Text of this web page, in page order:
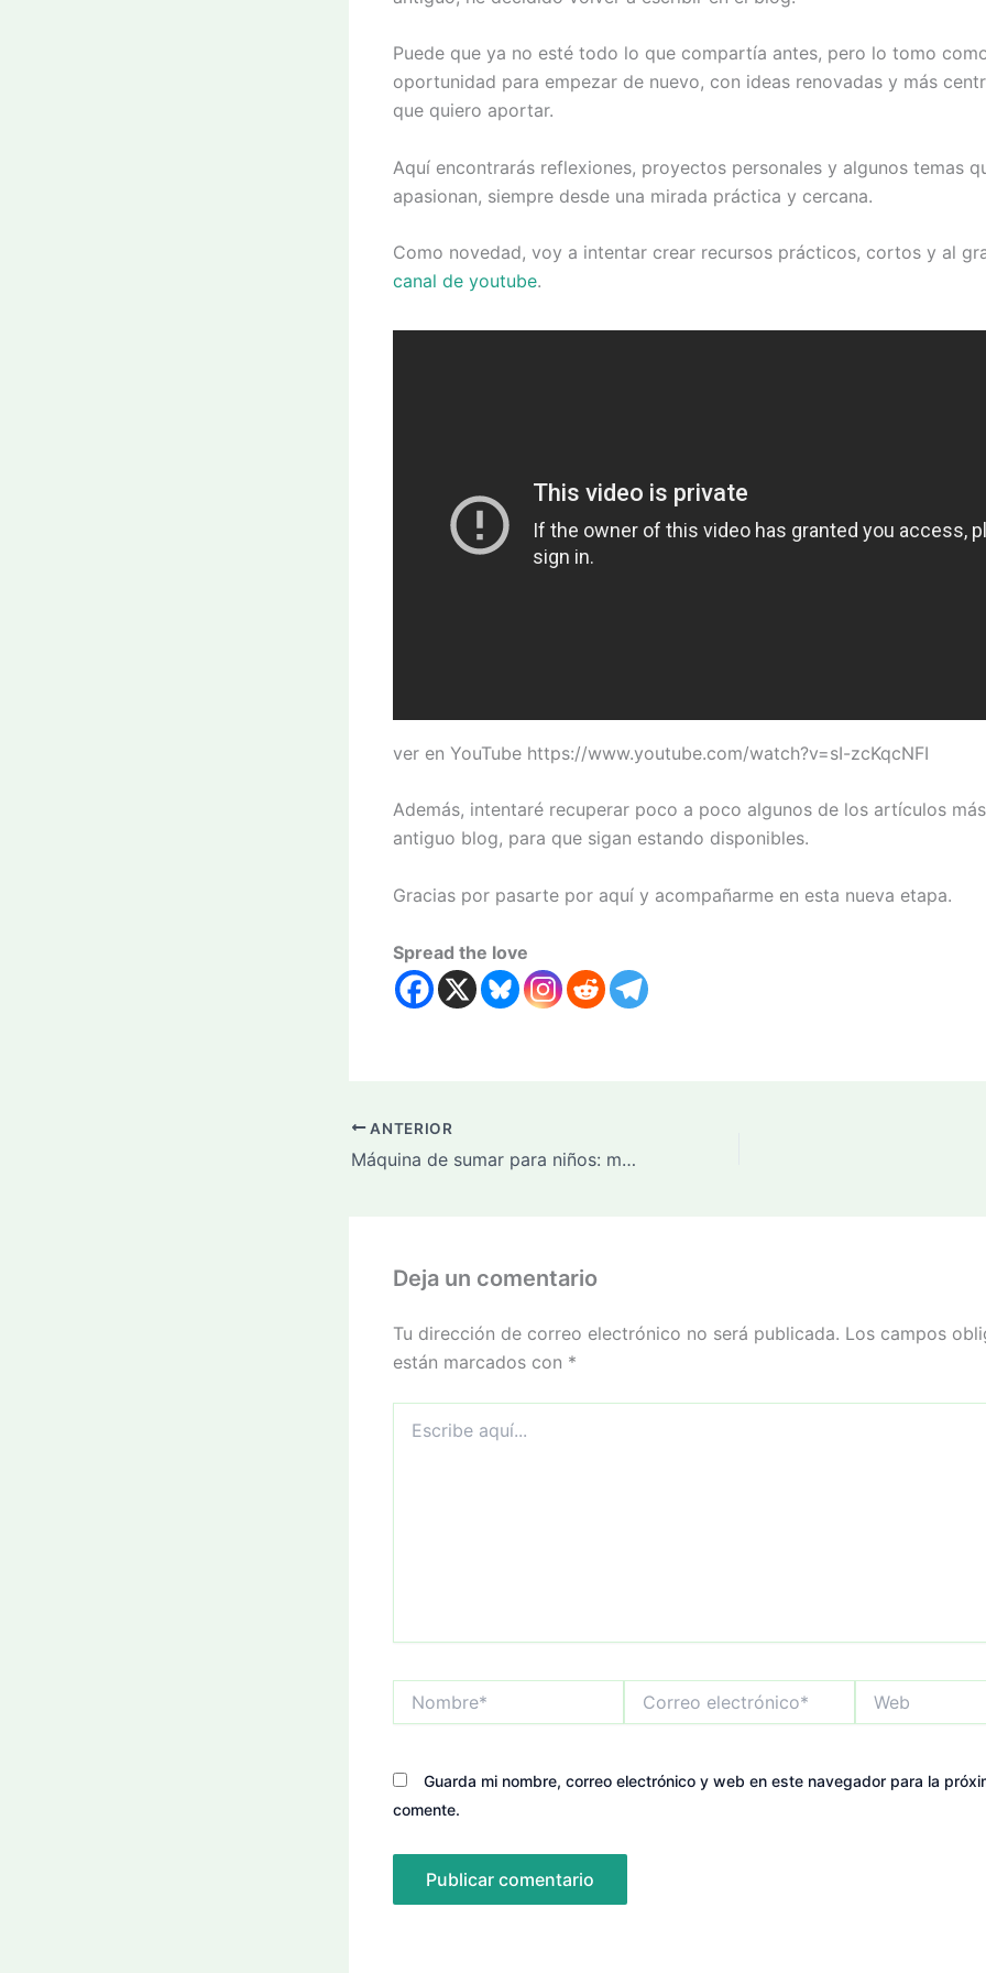
Puede que ya no esté todo lo que compartía antes, pero lo tomo
oportunidad para empezar de nuevo, con ideas renovadas y más
que quiero aportar.
Aquí encontrarás reflexiones, proyectos personales y algunos temas
apasionan, siempre desde una mirada práctica y cercana.
Como novedad, voy a intentar crear recursos prácticos, cortos y al
canal de youtube.
ver en YouTube https://www.youtube.com/watch?v=sI-zcKqcNFI
Además, intentaré recuperar poco a poco algunos de los artículos
antiguo blog, para que sigan estando disponibles.
Gracias por pasarte por aquí y acompañarme en esta nueva etapa.
Spread the love
ANTERIOR
Máquina de sumar para niños: manualidad divertida para aprender matemáticas jugando
Deja un comentario
Tu dirección de correo electrónico no será publicada. Los campos
están marcados con *
aquí...
electrónico*
Guarda mi nombre, correo electrónico y web en este navegador para la
comente.